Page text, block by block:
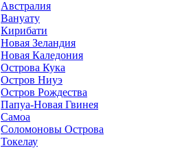
Австралия
Вануату
Кирибати
Новая Зеландия
Новая Каледония
Острова Кука
Остров Ниуэ
Остров Рождества
Папуа-Новая Гвинея
Самоа
Соломоновы Острова
Токелау